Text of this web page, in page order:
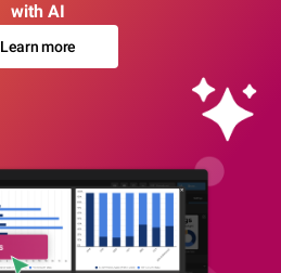
with AI
Learn more